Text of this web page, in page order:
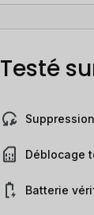
Testé
Déblocage
Batterie